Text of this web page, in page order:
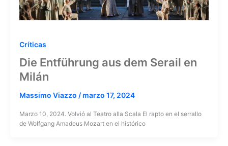
Críticas
Die Entführung aus dem Serail en
Milán
Massimo Viazzo / marzo 17, 2024
Marzo 10, 2024. Volvió al Teatro alla Scala El rapto en el serrallo
de Wolfgang Amadeus Mozart en el histórico